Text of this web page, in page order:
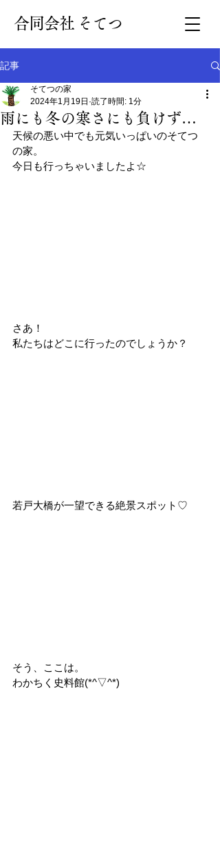
​合同会社 そてつ
記事
雨にも冬の寒さにも負けず…
そてつの家
2024年1月19日 読了時間: 1分
天候の悪い中でも元気いっぱいのそてつ
の家。
今日も行っちゃいましたよ☆
さあ！
私たちはどこに行ったのでしょうか？
若戸大橋が一望できる絶景スポット♡
そう、ここは。
わかちく史料館(*^▽^*)